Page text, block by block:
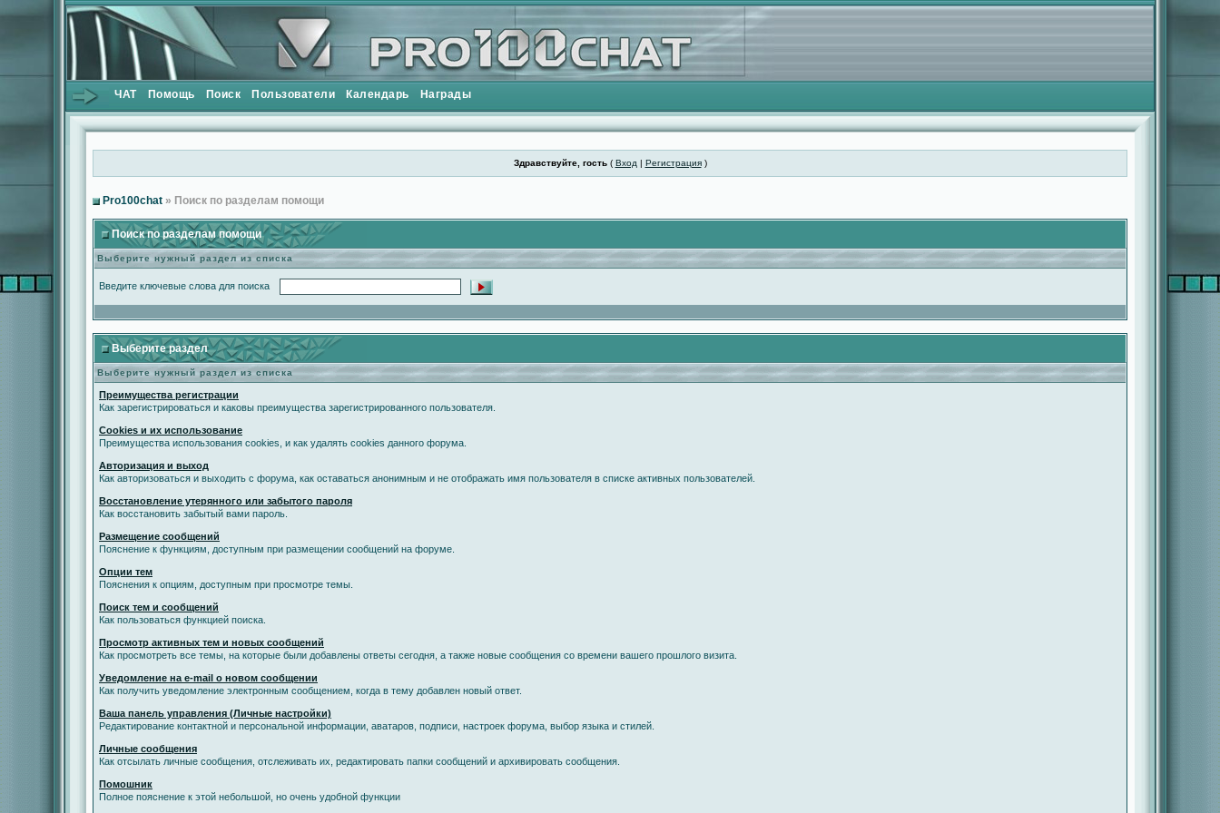
ЧАТ Помощь Поиск Пользователи Календарь Награды
Здравствуйте, гость( Вход | Регистрация)
Pro100chat » Поиск по разделам помощи
Поиск по разделам помощи
Выберите нужный раздел из списка
Введите ключевые слова для поиска
Выберите раздел
Выберите нужный раздел из списка
Преимущества регистрации
Как зарегистрироваться и каковы преимущества зарегистрированного пользователя.
Cookies и их использование
Преимущества использования cookies, и как удалять cookies данного форума.
Авторизация и выход
Как авторизоваться и выходить с форума, как оставаться анонимным и не отображать имя пользователя в списке активных пользователей.
Восстановление утерянного или забытого пароля
Как восстановить забытый вами пароль.
Размещение сообщений
Пояснение к функциям, доступным при размещении сообщений на форуме.
Опции тем
Пояснения к опциям, доступным при просмотре темы.
Поиск тем и сообщений
Как пользоваться функцией поиска.
Просмотр активных тем и новых сообщений
Как просмотреть все темы, на которые были добавлены ответы сегодня, а также новые сообщения со времени вашего прошлого визита.
Уведомление на е-mail о новом сообщении
Как получить уведомление электронным сообщением, когда в тему добавлен новый ответ.
Ваша панель управления (Личные настройки)
Редактирование контактной и персональной информации, аватаров, подписи, настроек форума, выбор языка и стилей.
Личные сообщения
Как отсылать личные сообщения, отслеживать их, редактировать папки сообщений и архивировать сообщения.
Помошник
Полное пояснение к этой небольшой, но очень удобной функции